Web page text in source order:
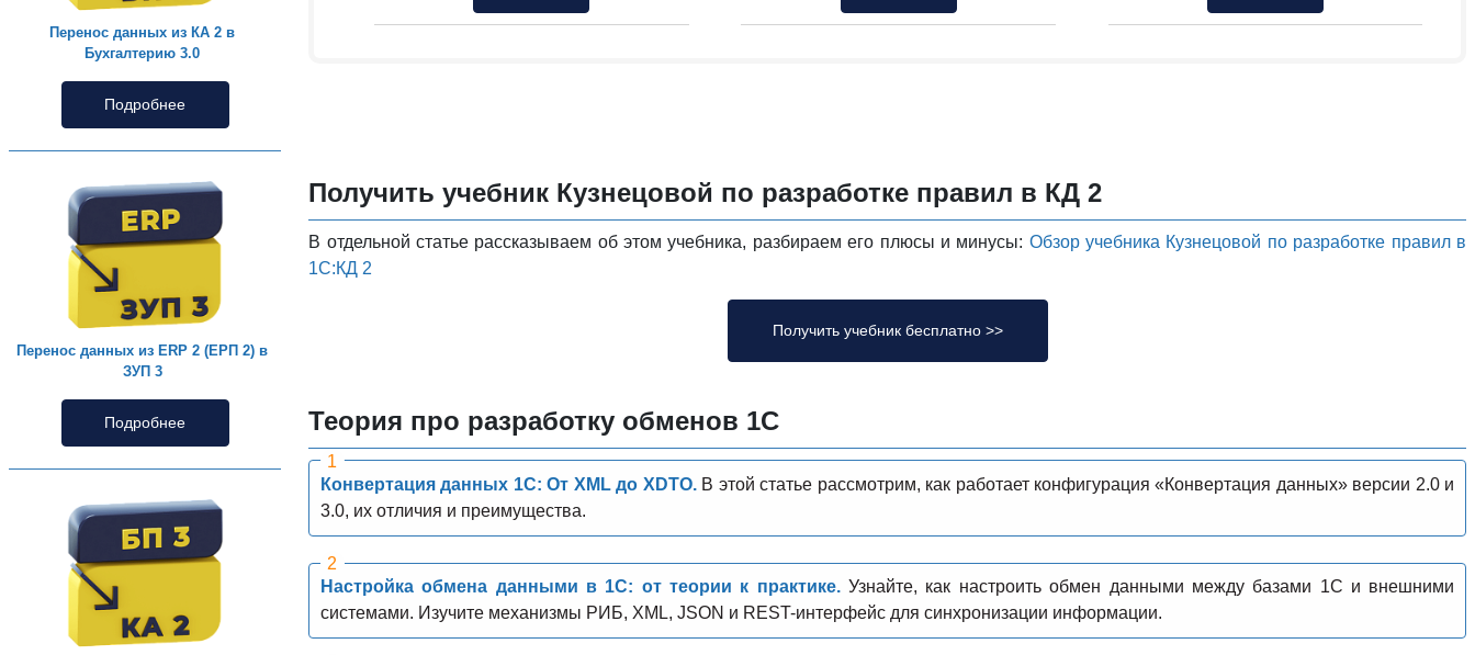
Перенос данных из КА 2 в
Бухгалтерию 3.0
Подробнее
Перенос данных из ERP 2 (ЕРП 2) в
ЗУП 3
Подробнее
Получить учебник Кузнецовой по разработке правил в КД 2
В отдельной статье рассказываем об этом учебника, разбираем его плюсы и минусы: Обзор учебника Кузнецовой по разработке правил в
1С:КД 2
Получить учебник бесплатно >>
Теория про разработку обменов 1С
Конвертация данных 1С: От XML до XDTO.В этой статье рассмотрим, как работает конфигурация «Конвертация данных» версии 2.0 и
3.0, их отличия и преимущества.
Настройка обмена данными в 1С: от теории к практике.Узнайте, как настроить обмен данными между базами 1С и внешними
системами. Изучите механизмы РИБ, XML, JSON и REST-интерфейс для синхронизации информации.